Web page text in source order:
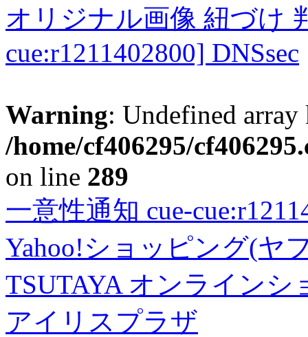
オリジナル画像 紐づけ
cue:r1211402800] DNSsec
Warning: Undefined
/home/cf406295/
on line 289
一意性通知 cue-
Yahoo!ショッピング(ヤ
TSUTAYA オンラインシ
アイリスプラザ